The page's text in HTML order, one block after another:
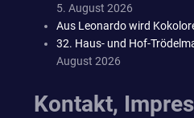
5. August 2026
Aus Leonardo wird
32. Haus- und Hof-
August 2026
Kontakt,